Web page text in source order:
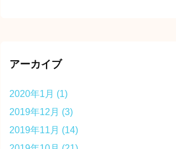
アーカイブ
2020年1月 (1)
2019年12月 (3)
2019年11月 (14)